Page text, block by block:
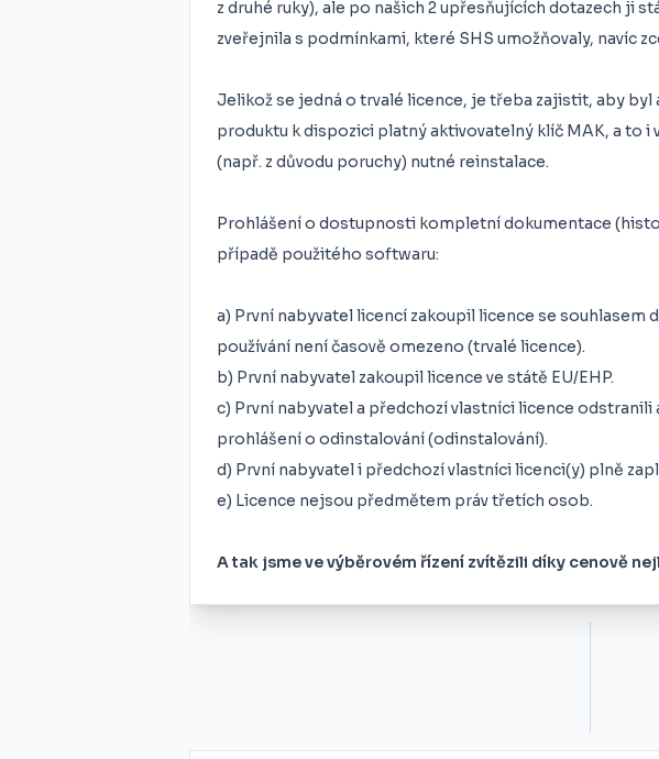
z druhé ruky), ale po našich 2 upřesňujících dotazech ji
zveřejnila s podmínkami, které SHS umožňovaly, navíc
Jelikož se jedná o trvalé licence, je třeba zajistit, aby
produktu k dispozici platný aktivovatelný klíč MAK, a to
(např. z důvodu poruchy) nutné reinstalace.
Prohlášení o dostupnosti kompletní dokumentace
případě použitého softwaru:
a) První nabyvatel licencí zakoupil licence se souhlasem
používání není časově omezeno (trvalé licence).
b) První nabyvatel zakoupil licence ve státě EU/EHP.
c) První nabyvatel a předchozí vlastníci licence odstranili
prohlášení o odinstalování (odinstalování).
d) První nabyvatel i předchozí vlastníci licenci(y) plně
e) Licence nejsou předmětem práv třetích osob.
A tak jsme ve výběrovém řízení zvítězili díky cenově